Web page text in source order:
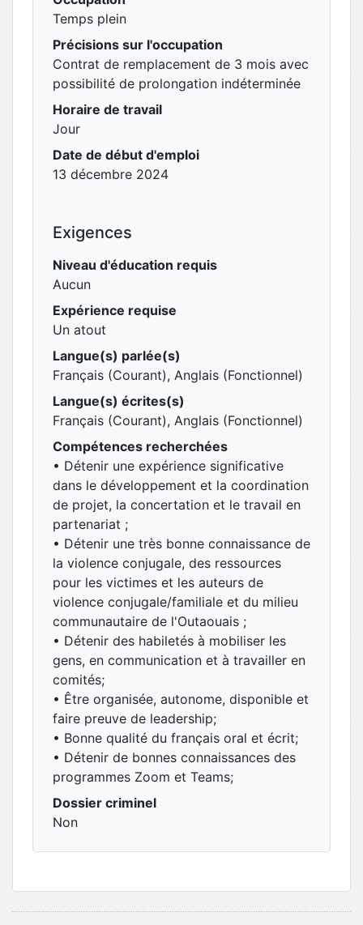
Temps plein
Précisions sur l'occupation
Contrat de remplacement de 3 mois avec
possibilité de prolongation indéterminée
Horaire de travail
Jour
Date de début d'emploi
13 décembre 2024
Exigences
Niveau d'éducation requis
Aucun
Expérience requise
Un atout
Langue(s) parlée(s)
Français (Courant), Anglais (Fonctionnel)
Langue(s) écrites(s)
Français (Courant), Anglais (Fonctionnel)
Compétences recherchées
• Détenir une expérience significative
dans le développement et la coordination
de projet, la concertation et le travail en
partenariat ;
• Détenir une très bonne connaissance de
la violence conjugale, des ressources
pour les victimes et les auteurs de
violence conjugale/familiale et du milieu
communautaire de l'Outaouais ;
• Détenir des habiletés à mobiliser les
gens, en communication et à travailler en
comités;
• Être organisée, autonome, disponible et
faire preuve de leadership;
• Bonne qualité du français oral et écrit;
• Détenir de bonnes connaissances des
programmes Zoom et Teams;
Dossier criminel
Non